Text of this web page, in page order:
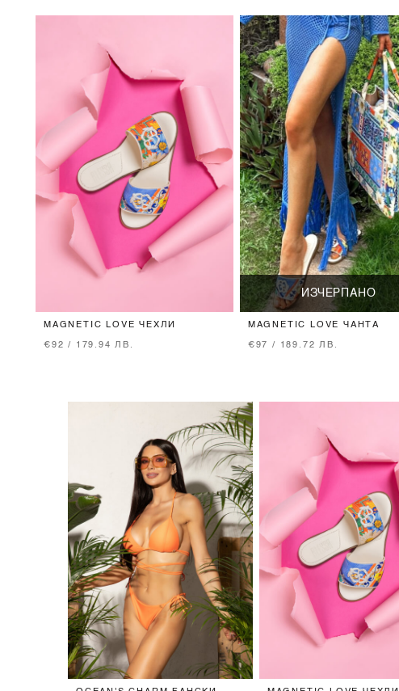
MAGNETIC LOVE ЧЕХЛИ
€92 / 179.94 ЛВ.
ИЗЧЕРПАНО
MAGNETIC LOVE ЧАНТА
€97 / 189.72 ЛВ.